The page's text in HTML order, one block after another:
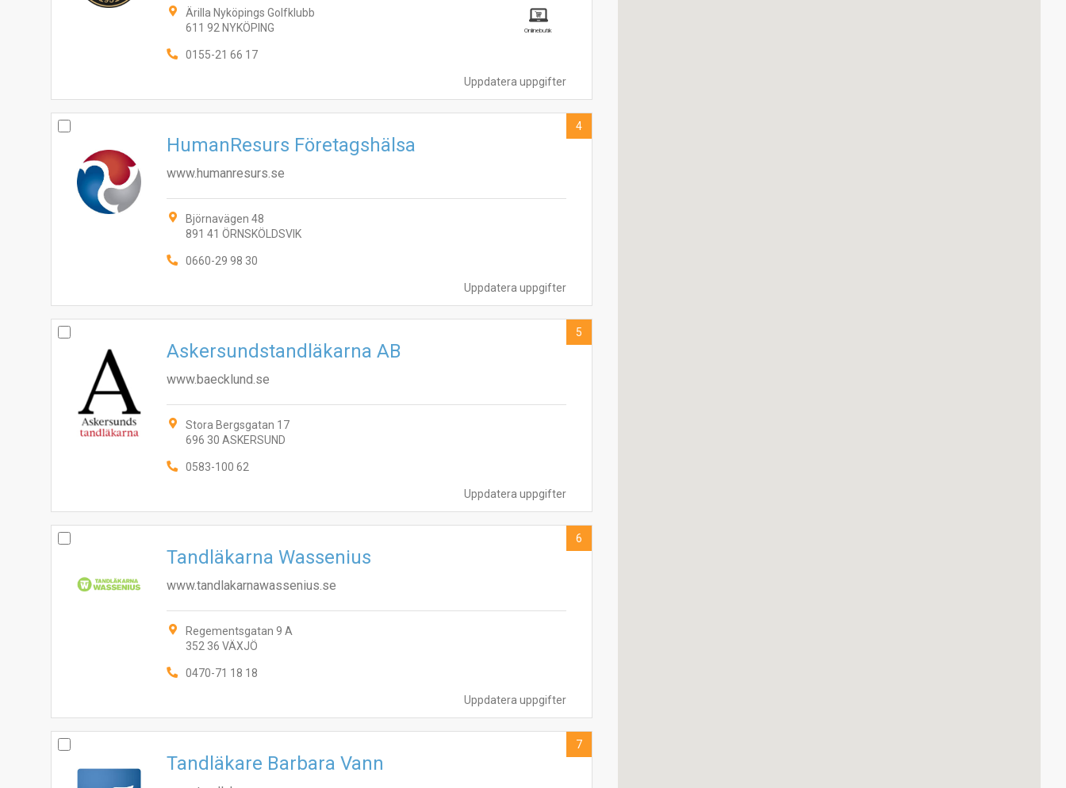
Uppdatera uppgifter
Ärilla Nyköpings Golfklubb
611 92 NYKÖPING
0155-21 66 17
Onlinebutik
Uppdatera uppgifter
HumanResurs Företagshälsa
www.humanresurs.se
Björnavägen 48
891 41 ÖRNSKÖLDSVIK
0660-29 98 30
4
Uppdatera uppgifter
Askersundstandläkarna AB
www.baecklund.se
Stora Bergsgatan 17
696 30 ASKERSUND
0583-100 62
5
Uppdatera uppgifter
Tandläkarna Wassenius
www.tandlakarnawassenius.se
Regementsgatan 9 A
352 36 VÄXJÖ
0470-71 18 18
6
Tandläkare Barbara Vann
7